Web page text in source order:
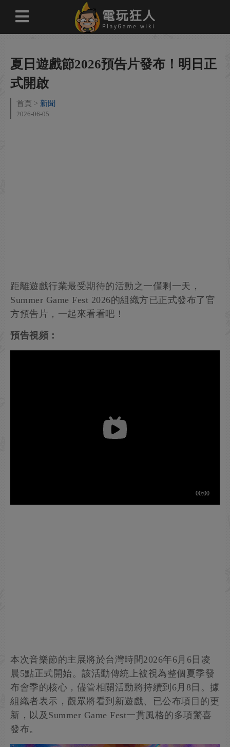
夏日遊戲節2026預告片發布！明日正
式開啟
首頁 新聞
2026-06-05
距離遊戲行業最受期待的活動之一僅剩一天，
Summer Game Fest 2026的組織方已正式發布了官
方預告片，一起來看看吧！
預告視頻：
本次音樂節的主展將於台灣時間2026年6月6日凌
晨5點正式開始。該活動傳統上被視為整個夏季發
布會季的核心，儘管相關活動將持續到6月8日。據
組織者表示，觀眾將看到新遊戲、已公布項目的更
新，以及Summer Game Fest一貫風格的多項驚喜
發布。